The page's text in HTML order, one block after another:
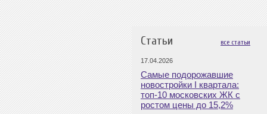
Статьи все статьи
17.04.2026
Самые подорожавшие
новостройки I квартала:
топ-10 московских ЖК с
ростом цены до 15,2%